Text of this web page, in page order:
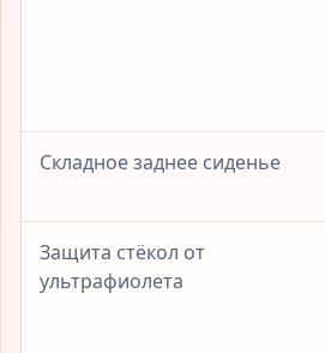
Складное заднее сиденье
Защита стёкол от
ультрафиолета